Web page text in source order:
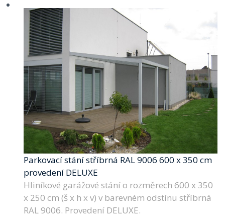
Parkovací stání stříbrná RAL 9006 600 x 350 cm
provedení DELUXE
Hliníkové garážové stání o rozměrech 600 x 350
x 250 cm (š x h x v) v barevném odstínu stříbrná
RAL 9006. Provedení DELUXE.